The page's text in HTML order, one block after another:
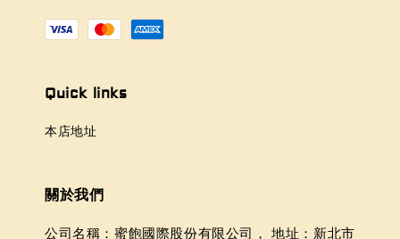
Quick links
本店地址
關於我們
公司名稱：蜜飽國際股份有限公司， 地址：新北市